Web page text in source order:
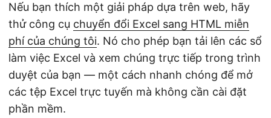
Nếu bạn thích một giải pháp dựa trên web, hãy
thử công cụ chuyển đổi Excel sang HTML miễn
phí của chúng tôi. Nó cho phép bạn tải lên các sổ
làm việc Excel và xem chúng trực tiếp trong trình
duyệt của bạn — một cách nhanh chóng để mở
các tệp Excel trực tuyến mà không cần cài đặt
phần mềm.